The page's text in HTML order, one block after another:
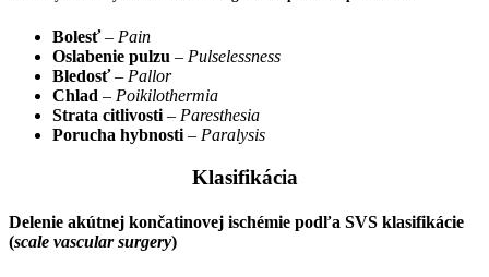
Bolesť– Pain
Oslabenie pulzu – Pulselessness
Bledosť– Pallor
Chlad – Poikilothermia
Strata citlivosti – Paresthesia
Porucha hybnosti – Paralysis
Klasifikácia
Delenie akútnej končatinovej ischémie podľa SVS klasifikácie
(scale vascular surgery)